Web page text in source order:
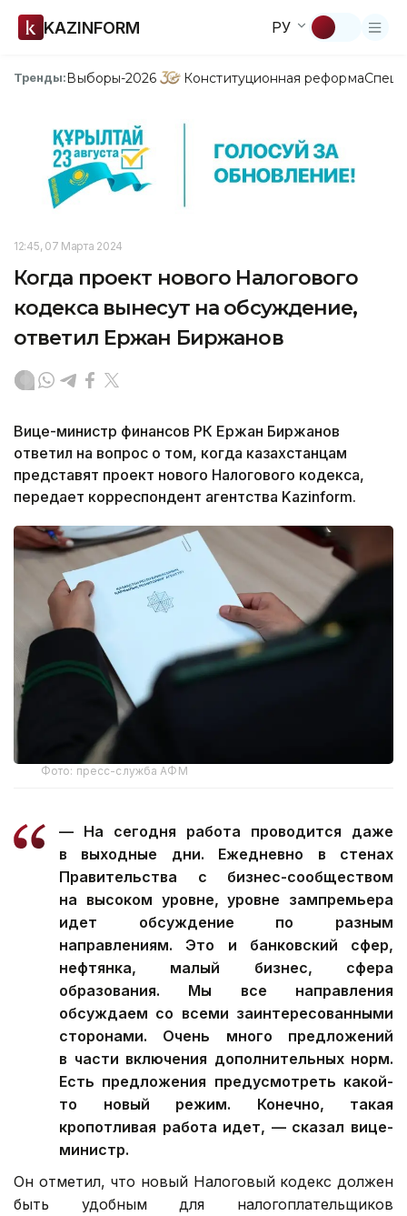
KAZINFORM РУ
Тренды:Выборы-2026 Конституционная реформа
12:45, 07 Марта 2024
Когда проект нового Налогового
кодекса вынесут на обсуждение,
ответил Ержан Биржанов
Вице-министр финансов РК Ержан Биржанов
ответил на вопрос о том, когда казахстанцам
представят проект нового Налогового кодекса,
передает корреспондент агентства Kazinform.
Фото: пресс-служба АФМ
— На сегодня работа проводится даже
в выходные дни. Ежедневно в стенах
Правительства с бизнес-сообществом
на высоком уровне, уровне зампремьера
идет обсуждение по разным
направлениям. Это и банковский сфер,
нефтянка, малый бизнес, сфера
образования. Мы все направления
обсуждаем со всеми заинтересованными
сторонами. Очень много предложений
в части включения дополнительных норм.
Есть предложения предусмотреть какой-
то новый режим. Конечно, такая
кропотливая работа идет, — сказал вице-
министр.
Он отметил, что новый Налоговый кодекс должен
быть удобным для налогоплательщиков